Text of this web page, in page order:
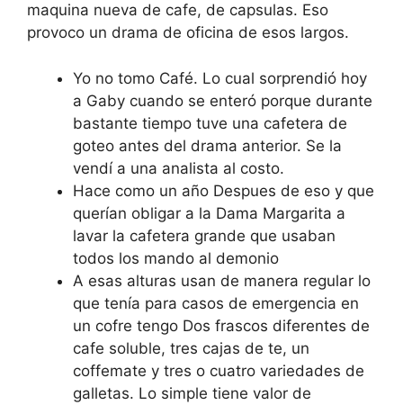
maquina nueva de cafe, de capsulas. Eso
provoco un drama de oficina de esos largos.
Yo no tomo Café. Lo cual sorprendió hoy
a Gaby cuando se enteró porque durante
bastante tiempo tuve una cafetera de
goteo antes del drama anterior. Se la
vendí a una analista al costo.
Hace como un año Despues de eso y que
querían obligar a la Dama Margarita a
lavar la cafetera grande que usaban
todos los mando al demonio
A esas alturas usan de manera regular lo
que tenía para casos de emergencia en
un cofre tengo Dos frascos diferentes de
cafe soluble, tres cajas de te, un
coffemate y tres o cuatro variedades de
galletas. Lo simple tiene valor de